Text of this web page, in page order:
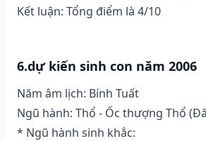
Kết luận: Tổng điểm là 4/10
6.dự kiến sinh con năm 2006
Năm âm lịch: Bính Tuất
Ngũ hành: Thổ - Ốc thượng Thổ
* Ngũ hành sinh khắc: